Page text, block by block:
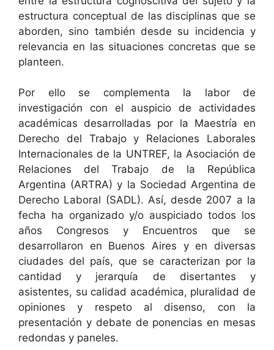
estructura conceptual de las disciplinas que se
aborden, sino también desde su incidencia y
relevancia en las situaciones concretas que se
planteen.
Por ello se complementa la labor de
investigación con el auspicio de actividades
académicas desarrolladas por la Maestría en
Derecho del Trabajo y Relaciones Laborales
Internacionales de la UNTREF, la Asociación de
Relaciones del Trabajo de la República
Argentina (ARTRA) y la Sociedad Argentina de
Derecho Laboral (SADL). Así, desde 2007 a la
fecha ha organizado y/o auspiciado todos los
años Congresos y Encuentros que se
desarrollaron en Buenos Aires y en diversas
ciudades del país, que se caracterizan por la
cantidad y jerarquía de disertantes y
asistentes, su calidad académica, pluralidad de
opiniones y respeto al disenso, con la
presentación y debate de ponencias en mesas
redondas y paneles.